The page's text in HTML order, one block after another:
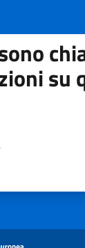
su
la pagina